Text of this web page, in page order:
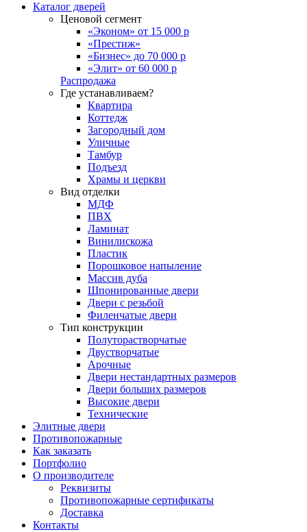
Каталог дверей
Ценовой сегмент
«Эконом» от 15 000 р
«Престиж»
«Бизнес» до 70 000 р
«Элит» от 60 000 р
Распродажа
Где устанавливаем?
Квартира
Коттедж
Загородный дом
Уличные
Тамбур
Подъезд
Храмы и церкви
Вид отделки
МДФ
ПВХ
Ламинат
Винилискожа
Пластик
Порошковое напыление
Массив дуба
Шпонированные двери
Двери с резьбой
Филенчатые двери
Тип конструкции
Полуторастворчатые
Двустворчатые
Арочные
Двери нестандартных размеров
Двери больших размеров
Высокие двери
Технические
Элитные двери
Противопожарные
Как заказать
Портфолио
О производителе
Реквизиты
Противопожарные сертификаты
Доставка
Контакты